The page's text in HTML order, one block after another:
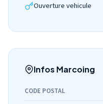
Ouverture vehicule
Infos Marcoing
CODE POSTAL